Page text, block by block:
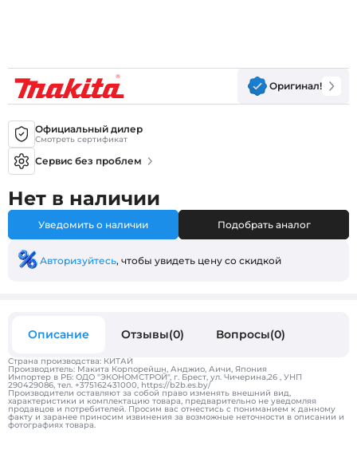
Оригинал!
Официальный дилер
Смотреть сертификат
Сервис без проблем
Нет в наличии
Уведомить о наличии Подобрать аналог
Авторизуйтесь, чтобы увидеть цену со скидкой
Описание Отзывы(0) Вопросы(0)
Страна производства: КИТАЙ
Производитель: Макита Корпорейшн, Анджио, Аичи, Япония
Импортер в РБ: ОДО "ЭКОНОМСТРОЙ", г. Брест, ул. Чичерина,26 , УНП
290429086, тел. +375162431000, https://b2b.es.by/
Производители оставляют за собой право изменять внешний вид,
характеристики и комплектацию товара, предварительно не уведомляя
продавцов и потребителей. Просим вас отнестись с пониманием к данному
факту и заранее приносим извинения за возможные неточности в описании и
фотографиях товара.